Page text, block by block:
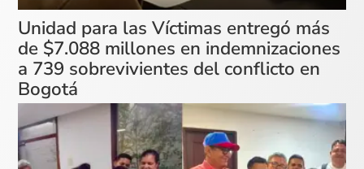
Unidad para las Víctimas entregó más
de $7.088 millones en indemnizaciones
a 739 sobrevivientes del conflicto en
Bogotá